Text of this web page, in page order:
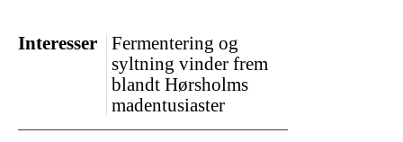
Fermentering og
syltning vinder frem
blandt Hørsholms
madentusiaster
Interesser